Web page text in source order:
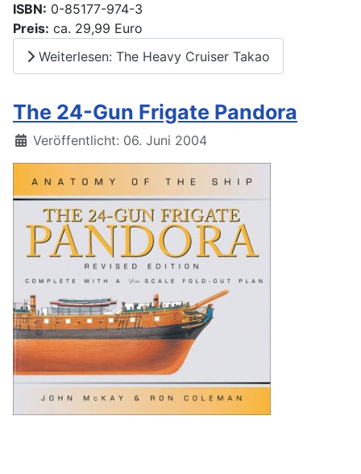
ISBN: 0-85177-974-3
Preis: ca. 29,99 Euro
Weiterlesen: The Heavy Cruiser Takao
The 24-Gun Frigate Pandora
Details
Veröffentlicht: 06. Juni 2004